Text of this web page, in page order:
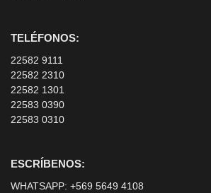
TELÉFONOS:
22582 9111
22582 2310
22582 1301
22583 0390
22583 0310
ESCRÍBENOS:
WHATSAPP: +569 5649 4108